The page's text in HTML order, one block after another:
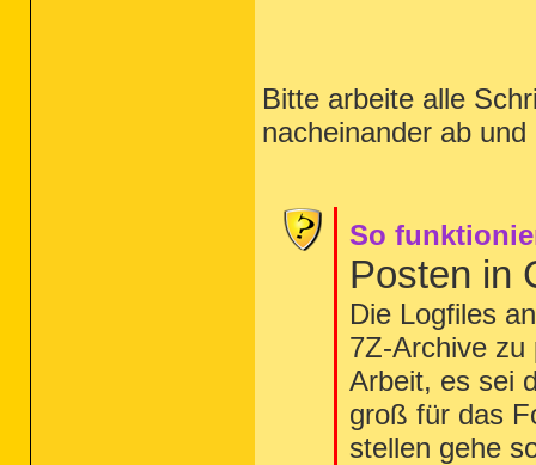
Bitte arbeite alle
nacheinander ab
So
Posten in
Die Logfiles
7Z-Archive zu
Arbeit, es sei
groß für das
stellen gehe